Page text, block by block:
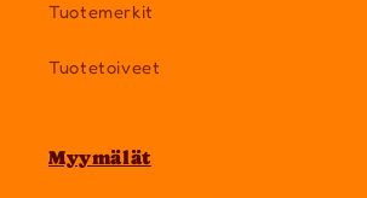
Tuotemerkit
Tuotetoiveet
Myymälät